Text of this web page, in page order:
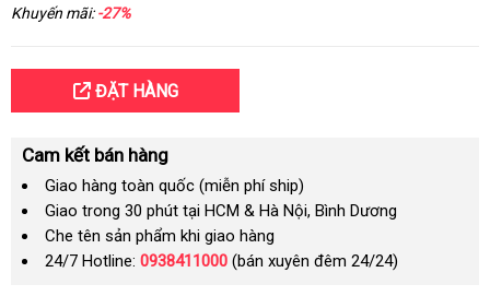
Khuyến mãi:-27%
ĐẶT HÀNG
Cam kết bán hàng
Giao hàng toàn quốc (miễn phí ship)
Giao trong 30 phút tại HCM & Hà Nội, Bình Dương
Che tên sản phẩm khi giao hàng
24/7 Hotline: 0938411000 (bán xuyên đêm 24/24)